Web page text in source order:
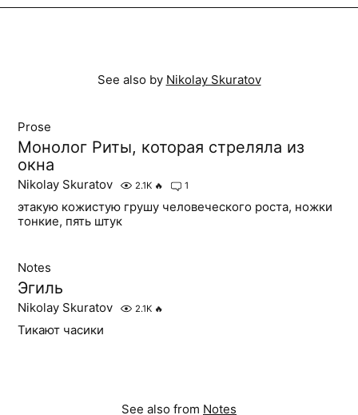
See also by Nikolay Skuratov
Prose
Монолог Риты, которая стреляла из
окна
Nikolay Skuratov 2.1K 🔥 1
этакую кожистую грушу человеческого роста, ножки
тонкие, пять штук
Notes
Эгиль
Nikolay Skuratov 2.1K 🔥
Тикают часики
See also from Notes